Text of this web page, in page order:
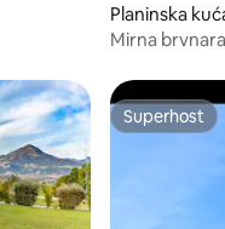
Planinska
edonne
Mirna brvnara
„Odabrali gosti”
Superhost
Superhost